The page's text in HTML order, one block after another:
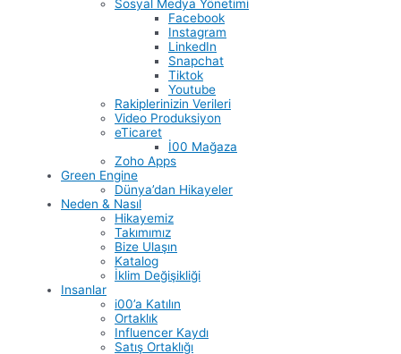
Sosyal Medya Yönetimi
Facebook
Instagram
LinkedIn
Snapchat
Tiktok
Youtube
Rakiplerinizin Verileri
Video Produksiyon
eTicaret
İ00 Mağaza
Zoho Apps
Green Engine
Dünya’dan Hikayeler
Neden & Nasıl
Hikayemiz
Takımımız
Bize Ulaşın
Katalog
İklim Değişikliği
Insanlar
i00’a Katılın
Ortaklık
Influencer Kaydı
Satış Ortaklığı